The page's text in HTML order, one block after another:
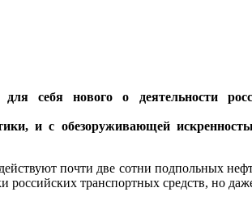
себя нового о деятельности
и с обезоруживающей
почти две сотни подпольных
российских транспортных средств, но